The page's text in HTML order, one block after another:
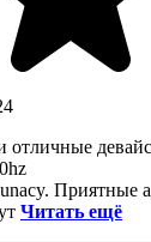
Приятные
Читать ещё